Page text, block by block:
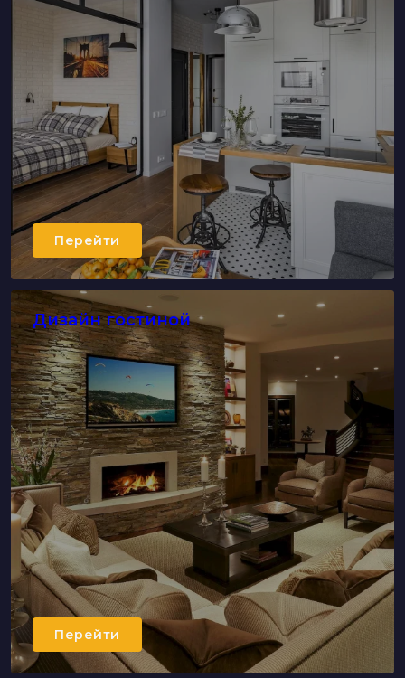
Перейти
Дизайн гостиной
Перейти